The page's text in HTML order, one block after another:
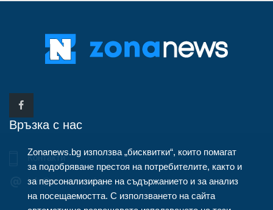
Връзка с нас
Контакти
info@zonanews.bg
Zonanews.bg използва „бисквитки“, които помагат
за подобряване престоя на потребителите, както и
за персонализиране на съдържанието и за анализ
на посещаемостта. С използването на сайта